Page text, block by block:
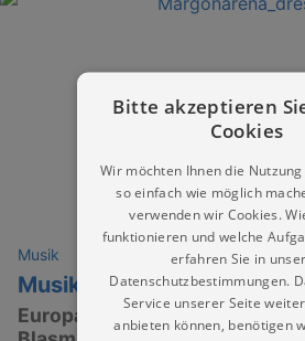
Musik
Musikparade 2025
Europas größte Tournee der
Bitte akzeptieren
Cookies
Wir möchten Ihnen die
so einfach wie möglich
verwenden wir Cookies.
funktionieren und welche
erfahren Sie in
Datenschutzbestimmungen.
Service unserer Seite
anbieten können, benötigen